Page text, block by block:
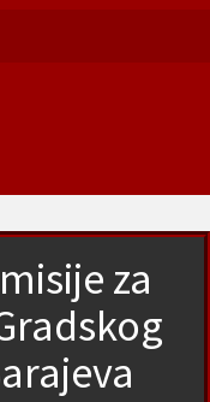
za